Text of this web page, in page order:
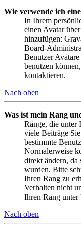
Wie verwende ich
In Ihrem
einen Avatar
hinzufügen:
Board-
Benutzer
benutzen
kontaktieren.
Nach oben
Was ist mein Rang
Ränge, die unter
viele Beiträge
bestimmte
Normalerweise
direkt ändern,
wurden. Bitte
Ihren Rang zu
Verhalten nicht
Ihren Rang unter
Nach oben